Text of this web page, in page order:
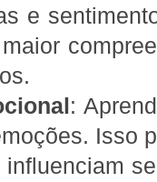
e
:
Isso